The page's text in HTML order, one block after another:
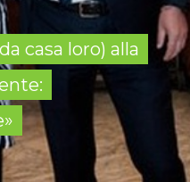
casa loro) alla